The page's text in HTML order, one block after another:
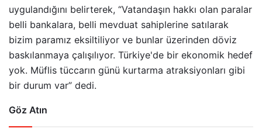
uygulandığını belirterek, “Vatandaşın hakkı olan paralar
belli bankalara, belli mevduat sahiplerine satılarak
bizim paramız eksiltiliyor ve bunlar üzerinden döviz
baskılanmaya çalışılıyor. Türkiye'de bir ekonomik hedef
yok. Müflis tüccarın günü kurtarma atraksiyonları gibi
bir durum var” dedi.
Göz Atın